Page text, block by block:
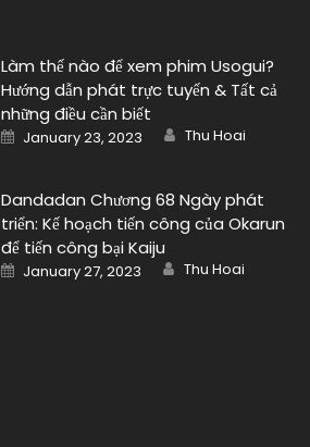
Làm thế nào để xem phim Usogui?
Hướng dẫn phát trực tuyến & Tất cả
những điều cần biết
Posted
on
January 23, 2023 Author
Thu Hoai
Dandadan Chương 68 Ngày phát
triển: Kế hoạch tiến công của Okarun
để tiến công bại Kaiju
Posted
on
January 27, 2023 Author
Thu Hoai